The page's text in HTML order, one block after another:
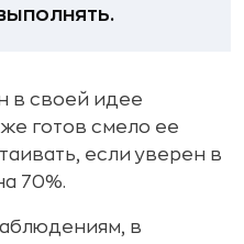
в своей идее
готов смело ее
если уверен в
70%.
в